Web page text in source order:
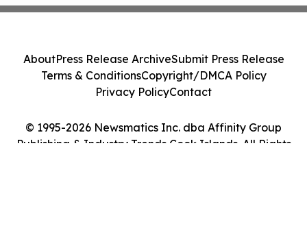
© 1995-2026 Newsmatics Inc. dba Affinity Group
Publishing & Industry Trends Cook Islands. All Rights
AboutPress Release ArchiveSubmit Press Release
Terms & ConditionsCopyright/DMCA Policy
Privacy PolicyContact